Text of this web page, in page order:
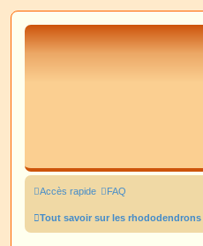
Accès rapide FAQ
Tout savoir sur les rhododendrons